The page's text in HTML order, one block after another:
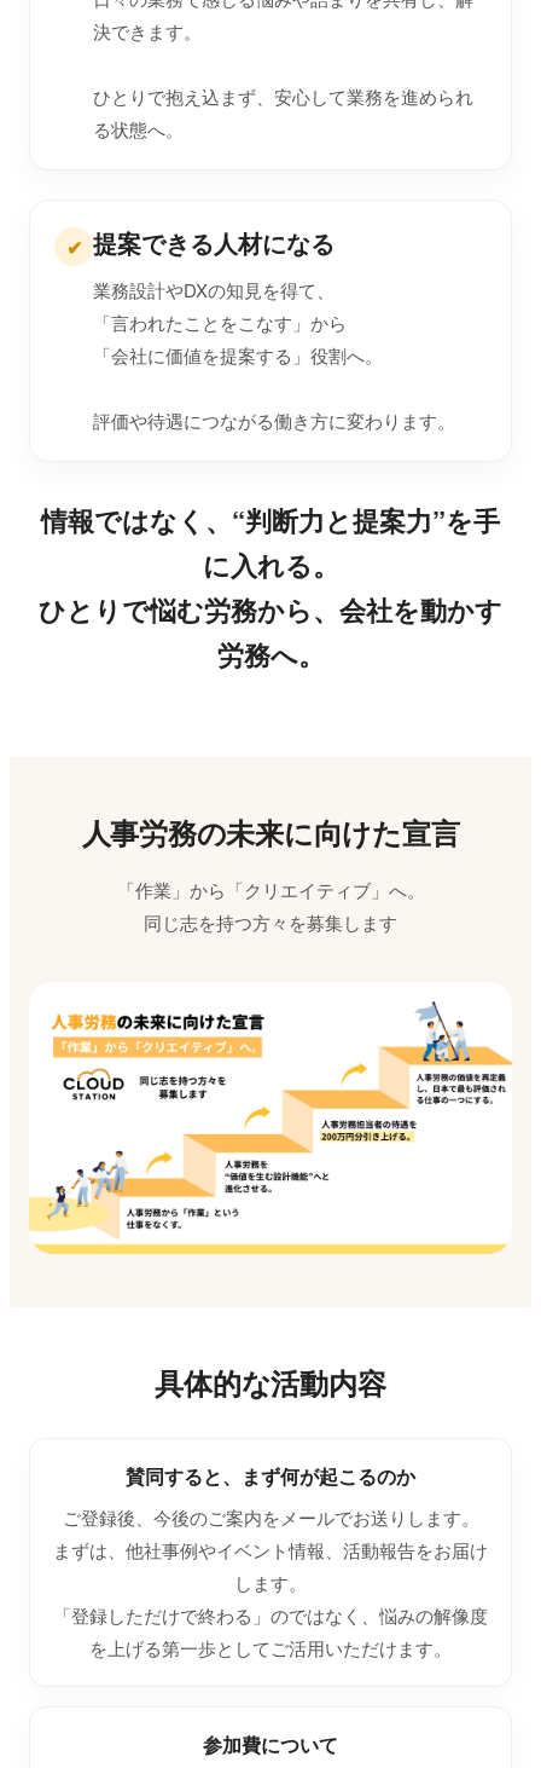
決できます。
ひとりで抱え込まず、安心して業務を進められ
る状態へ。
✔ 提案できる人材になる
業務設計やDXの知見を得て、
「言われたことをこなす」から
「会社に価値を提案する」役割へ。
評価や待遇につながる働き方に変わります。
情報ではなく、“判断力と提案力”を手
に入れる。
ひとりで悩む労務から、会社を動かす
労務へ。
人事労務の未来に向けた宣言
「作業」から「クリエイティブ」へ。
同じ志を持つ方々を募集します
具体的な活動内容
賛同すると、まず何が起こるのか
ご登録後、今後のご案内をメールでお送りします。
まずは、他社事例やイベント情報、活動報告をお届け
します。
「登録しただけで終わる」のではなく、悩みの解像度
を上げる第一歩としてご活用いただけます。
参加費について